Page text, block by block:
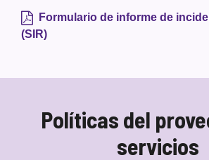
Formulario de informe de
(SIR)
Políticas del
servicios